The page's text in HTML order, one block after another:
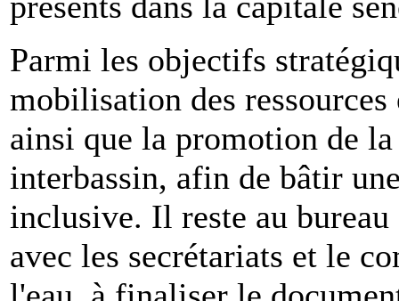
Parmi les objectifs
mobilisation des
ainsi que la promotion de
interbassin, afin de bâtir
inclusive. Il reste au
avec les secrétariats et le